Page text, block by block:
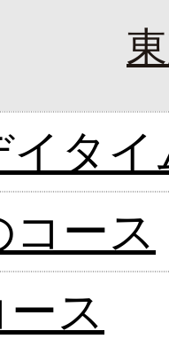
イタ
コース
ス